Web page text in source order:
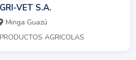
VET S.A.
Minga Guazú
AGRICOLAS